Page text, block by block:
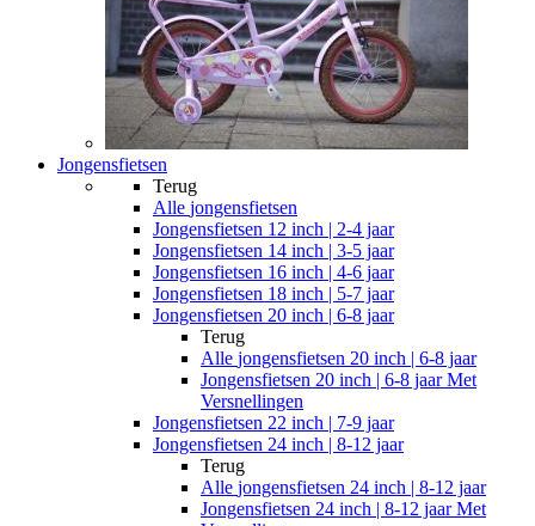
Jongensfietsen
Terug
Alle jongensfietsen
Jongensfietsen 12 inch | 2-4 jaar
Jongensfietsen 14 inch | 3-5 jaar
Jongensfietsen 16 inch | 4-6 jaar
Jongensfietsen 18 inch | 5-7 jaar
Jongensfietsen 20 inch | 6-8 jaar
Terug
Alle jongensfietsen 20 inch | 6-8 jaar
Jongensfietsen 20 inch | 6-8 jaar Met
Versnellingen
Jongensfietsen 22 inch | 7-9 jaar
Jongensfietsen 24 inch | 8-12 jaar
Terug
Alle jongensfietsen 24 inch | 8-12 jaar
Jongensfietsen 24 inch | 8-12 jaar Met